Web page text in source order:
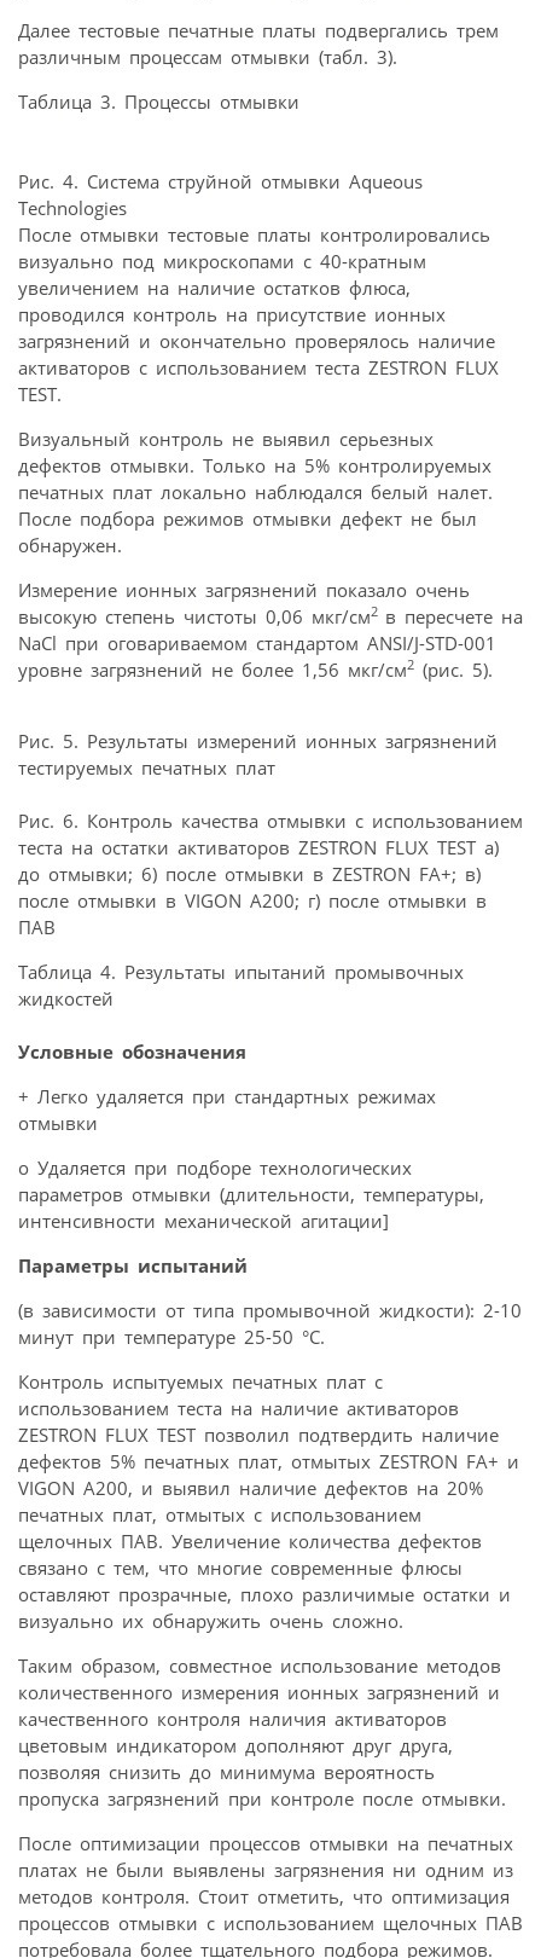
Далее тестовые печатные платы подвергались трем
различным процессам отмывки (табл. 3).
Таблица 3. Процессы отмывки
Рис. 4. Система струйной отмывки Aqueous
Technologies
После отмывки тестовые платы контролировались
визуально под микроскопами с 40-кратным
увеличением на наличие остатков флюса,
проводился контроль на присутствие ионных
загрязнений и окончательно проверялось наличие
активаторов с использованием теста ZESTRON FLUX
TEST.
Визуальный контроль не выявил серьезных
дефектов отмывки. Только на 5% контролируемых
печатных плат локально наблюдался белый налет.
После подбора режимов отмывки дефект не был
обнаружен.
Измерение ионных загрязнений показало очень
высокую степень чистоты 0,06 мкг/см2 в пересчете на
NaCl при оговариваемом стандартом ANSI/J-STD-001
уровне загрязнений не более 1,56 мкг/см2 (рис. 5).
Рис. 5. Результаты измерений ионных загрязнений
тестируемых печатных плат
Рис. 6. Контроль качества отмывки с использованием
теста на остатки активаторов ZESTRON FLUX TEST а)
до отмывки; 6) после отмывки в ZESTRON FA+; в)
после отмывки в VIGON A200; г) после отмывки в
ПАВ
Таблица 4. Результаты ипытаний промывочных
жидкостей
Условные обозначения
+ Легко удаляется при стандартных режимах
отмывки
о Удаляется при подборе технологических
параметров отмывки (длительности, температуры,
интенсивности механической агитации]
Параметры испытаний
(в зависимости от типа промывочной жидкости): 2-10
минут при температуре 25-50 °С.
Контроль испытуемых печатных плат с
использованием теста на наличие активаторов
ZESTRON FLUX TEST позволил подтвердить наличие
дефектов 5% печатных плат, отмытых ZESTRON FA+ и
VIGON A200, и выявил наличие дефектов на 20%
печатных плат, отмытых с использованием
щелочных ПАВ. Увеличение количества дефектов
связано с тем, что многие современные флюсы
оставляют прозрачные, плохо различимые остатки и
визуально их обнаружить очень сложно.
Таким образом, совместное использование методов
количественного измерения ионных загрязнений и
качественного контроля наличия активаторов
цветовым индикатором дополняют друг друга,
позволяя снизить до минимума вероятность
пропуска загрязнений при контроле после отмывки.
После оптимизации процессов отмывки на печатных
платах не были выявлены загрязнения ни одним из
методов контроля. Стоит отметить, что оптимизация
процессов отмывки с использованием щелочных ПАВ
потребовала более тщательного подбора режимов.